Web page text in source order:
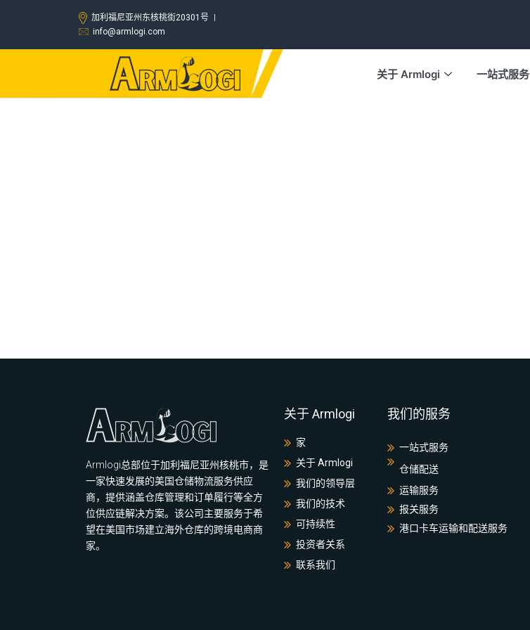
加利福尼亚州东核桃街20301号
info@armlogi.com
关于 Armlogi 一站式服务
Armlogi总部位于加利福尼亚州核桃市，是
一家快速发展的美国仓储物流服务供应
商，提供涵盖仓库管理和订单履行等全方
位供应链解决方案。该公司主要服务于希
望在美国市场建立海外仓库的跨境电商商
家。
关于 Armlogi
家
关于 Armlogi
我们的领导层
我们的技术
可持续性
投资者关系
联系我们
我们的服务
一站式服务
仓储配送
运输服务
报关服务
港口卡车运输和配送服务